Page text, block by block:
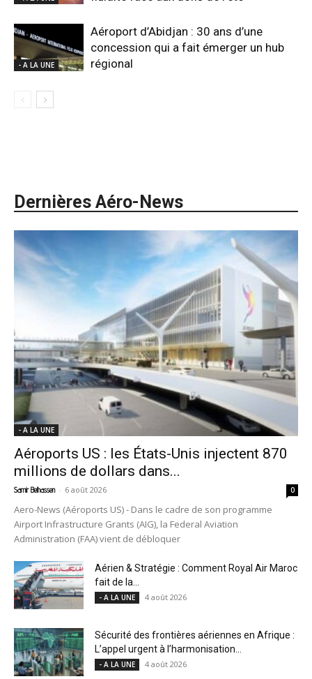
- A LA UNE
Aéroport d’Abidjan : 30 ans d’une
concession qui a fait émerger un hub
régional
Dernières Aéro-News
- A LA UNE
Aéroports US : les États-Unis injectent 870
millions de dollars dans...
Samir Belhassen - 6 août 2026 0
Aero-News (Aéroports US) - Dans le cadre de son programme
Airport Infrastructure Grants (AIG), la Federal Aviation
Administration (FAA) vient de débloquer
Aérien & Stratégie : Comment Royal Air Maroc
fait de la...
- A LA UNE 4 août 2026
Sécurité des frontières aériennes en Afrique :
L’appel urgent à l’harmonisation...
- A LA UNE 4 août 2026